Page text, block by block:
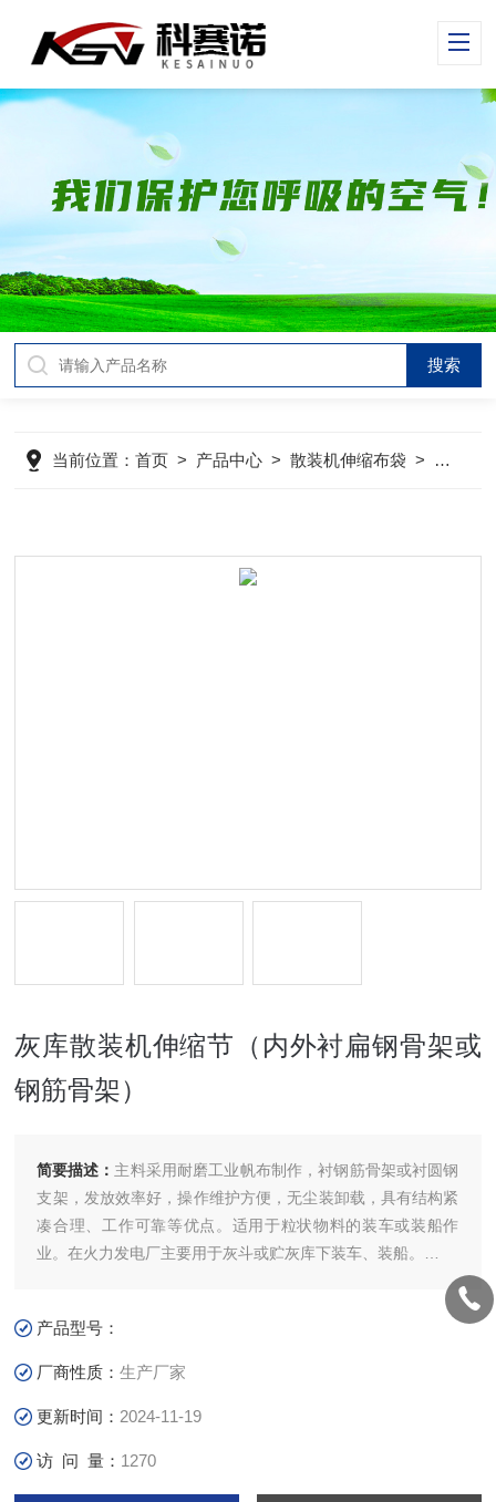
当前位置：首页 > 产品中心 >散装机伸缩布袋 > 散装机
灰库散装机伸缩节（内外衬扁钢骨架或
钢筋骨架）
简要描述： 主料采用耐磨工业帆布制作，衬钢筋骨架或衬圆钢
支架，发放效率好，操作维护方便，无尘装卸载，具有结构紧
凑合理、工作可靠等优点。适用于粒状物料的装车或装船作
业。在火力发电厂主要用于灰斗或贮灰库下装车、装船。
产品型号：
厂商性质：生产厂家
更新时间： 2024-11-19
访 问 量： 1270